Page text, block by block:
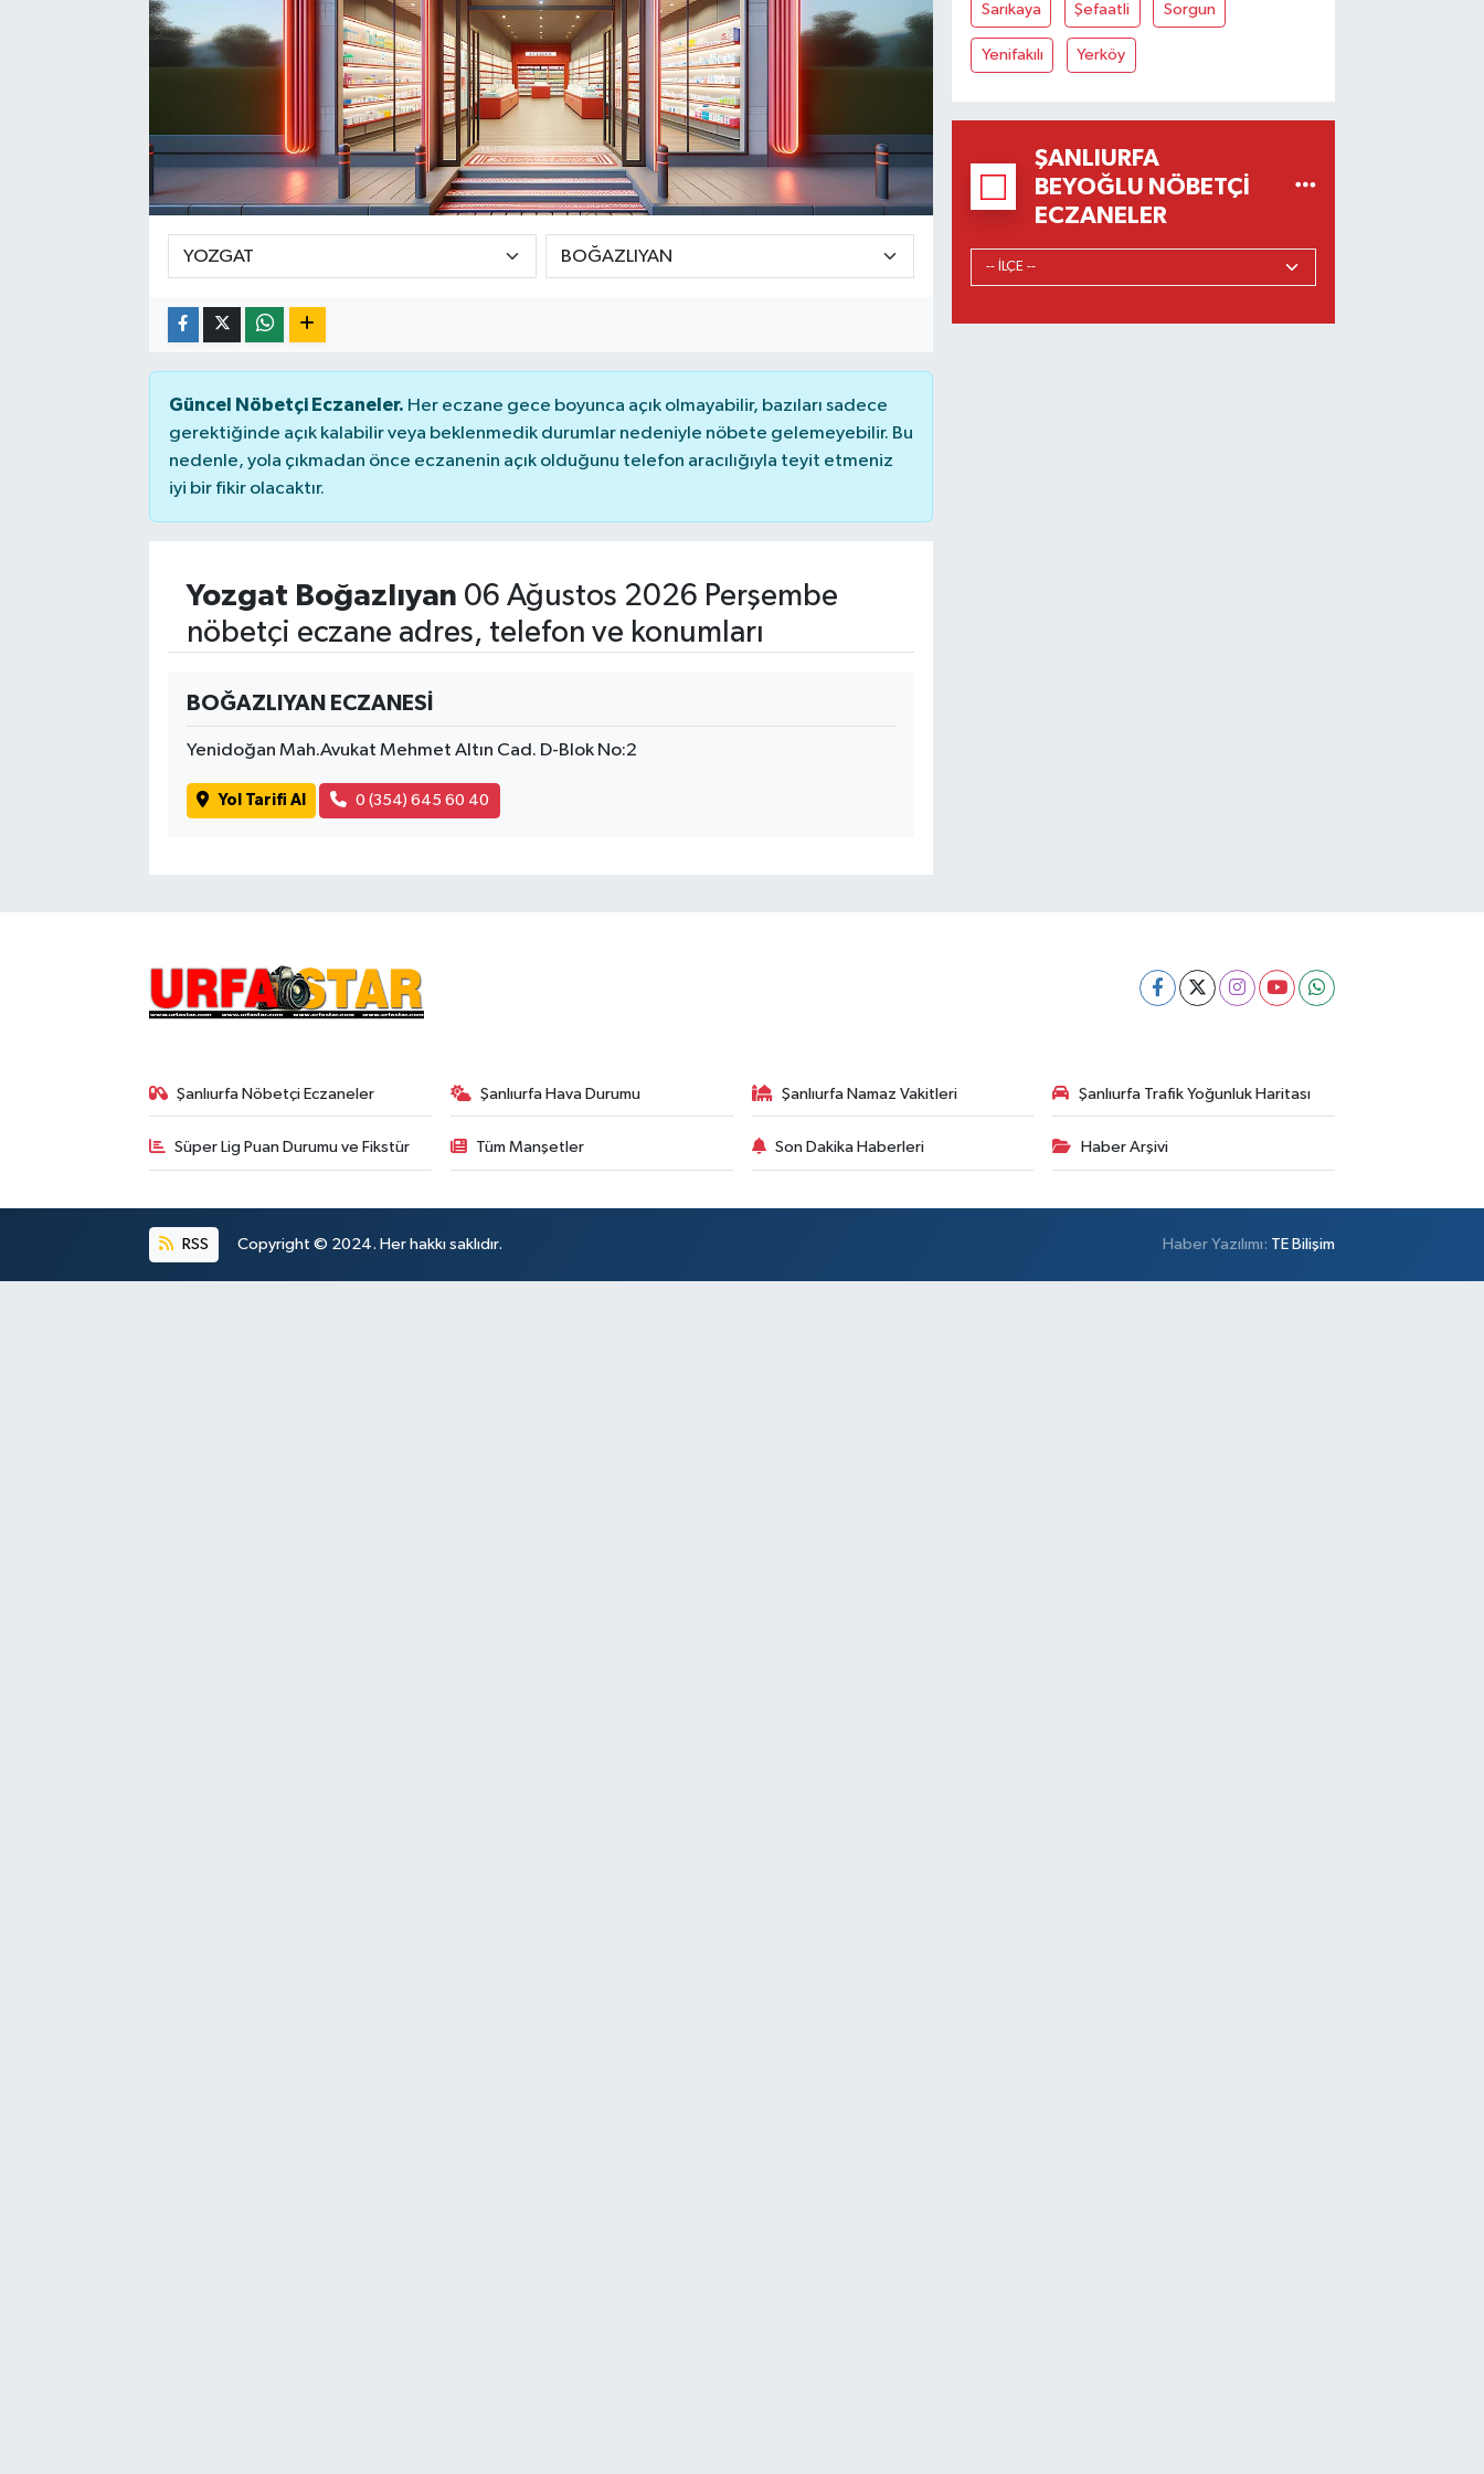
Güncel Nöbetçi Eczaneler. Her eczane gece boyunca açık olmayabilir, bazıları sadece
gerektiğinde açık kalabilir veya beklenmedik durumlar nedeniyle nöbete gelemeyebilir. Bu
nedenle, yola çıkmadan önce eczanenin açık olduğunu telefon aracılığıyla teyit etmeniz
iyi bir fikir olacaktır.
Yozgat Boğazlıyan 06 Ağustos 2026 Perşembe
nöbetçi eczane adres, telefon ve konumları
BOĞAZLIYAN ECZANESİ
Yenidoğan Mah.Avukat Mehmet Altın Cad. D-Blok No:2
Yol Tarifi Al 0 (354) 645 60 40
Sarıkaya Şefaatli Sorgun
Yenifakılı Yerköy
ŞANLIURFA
BEYOĞLU NÖBETÇI
ECZANELER
Şanlıurfa Nöbetçi Eczaneler Şanlıurfa Hava Durumu Şanlıurfa Namaz Vakitleri Şanlıurfa Trafik Yoğunluk Haritası
Süper Lig Puan Durumu ve Fikstür Tüm Manşetler Son Dakika Haberleri Haber Arşivi
RSS Copyright © 2024. Her hakkı saklıdır. Haber Yazılımı: TE Bilişim